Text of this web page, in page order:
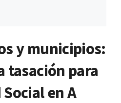
y municipios:
tasación para
en A